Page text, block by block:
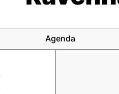
Agenda